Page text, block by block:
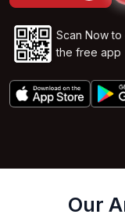
Scan Now
the free app
Our